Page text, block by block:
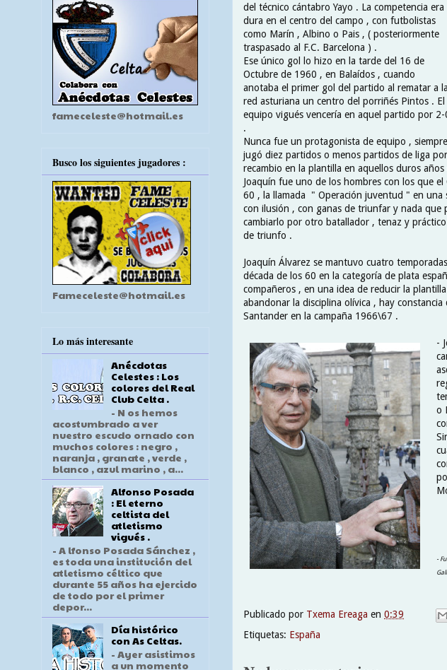
del técnico cántabro Yayo . La competencia era
dura en el centro del campo , con futbolistas
como Marín , Albino o Pais , ( posteriormente
traspasado al F.C. Barcelona ) .
Ese único gol lo hizo en la tarde del 16 de
Octubre de 1960 , en Balaídos , cuando
anotaba el primer gol del partido al rematar a la
red asturiana un centro del porriñés Pintos . El
equipo vigués vencería en aquel partido por 2-
.
Nunca fue un protagonista de equipo , siempre
jugó diez partidos o menos partidos de liga
recambio en la plantilla en aquellos duros
Joaquín fue uno de los hombres con los que
60 , la llamada " Operación juventud " en
con ilusión , con ganas de triunfar y nada
cambiarlo por otro batallador , tenaz y
de triunfo .
Joaquín Álvarez se mantuvo cuatro
década de los 60 en la categoría de plata
compañeros , en una idea de reducir la
abandonar la disciplina olívica , hay
Santander en la campaña 1966\67 .
-
o
-
Publicado por Txema Ereaga en 0:39
Etiquetas: España
fameceleste@hotmail.es
Busco los siguientes jugadores :
Fameceleste@hotmail.es
Lo más interesante
Anécdotas
Celestes : Los
colores del Real
Club Celta .
- N os hemos
acostumbrado a ver
nuestro escudo ornado con
muchos colores : negro ,
naranja , granate , verde ,
blanco , azul marino , a...
Alfonso Posada
: El eterno
celtista del
atletismo
vigués .
- A lfonso Posada Sánchez ,
es toda una institución del
atletismo céltico que
durante 55 años ha ejercido
de todo por el primer
depor...
Día histórico
con As Celtas.
- Ayer asistimos
a un momento